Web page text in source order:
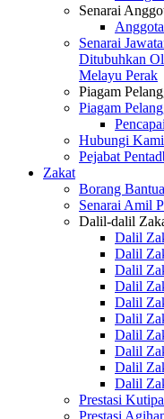
Senarai
Senarai
Ditubuhkan
Melayu Perak
Piagam
Piagam
Hubungi Kami
Pejabat
Zakat
Borang
Senarai Amil
Dalil-dalil
Dalil
Dalil
Dalil
Dalil
Dalil
Dalil
Dalil
Dalil
Dalil
Dalil
Prestasi